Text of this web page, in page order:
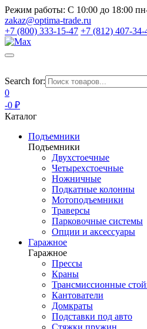
Режим работы: С 10:00 до 18:00
zakaz@optima-trade.ru
+7 (800) 333-15-47 +7 (812) 407-34-
Search for:
0
-0 ₽
Каталог
Подъемники
Подъемники
Двухстоечные
Четырехстоечные
Ножничные
Подкатные колонны
Мотоподъемники
Траверсы
Парковочные системы
Опции и аксессуары
Гаражное
Гаражное
Прессы
Краны
Трансмиссионные
Кантователи
Домкраты
Подставки под авто
Стяжки пружин